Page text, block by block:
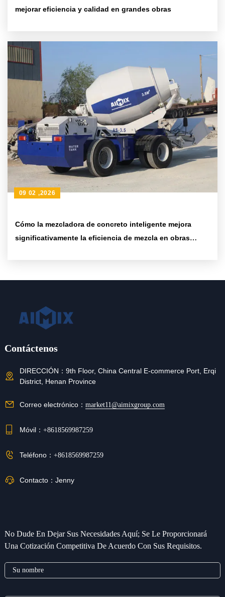
mejorar eficiencia y calidad en grandes obras
Cómo la mezcladora de concreto inteligente mejora
significativamente la eficiencia de mezcla en obras
09 02 ,2026
Contáctenos
DIRECCIÓN： 9th Floor, China Central E-commerce Port, Erqi
District, Henan Province
Correo electrónico： market11@aimixgroup.com
Móvil： +8618569987259
Teléfono： +8618569987259
Contacto： Jenny
No Dude En Dejar Sus Necesidades Aquí; Se Le Proporcionará
Una Cotización Competitiva De Acuerdo Con Sus Requisitos.